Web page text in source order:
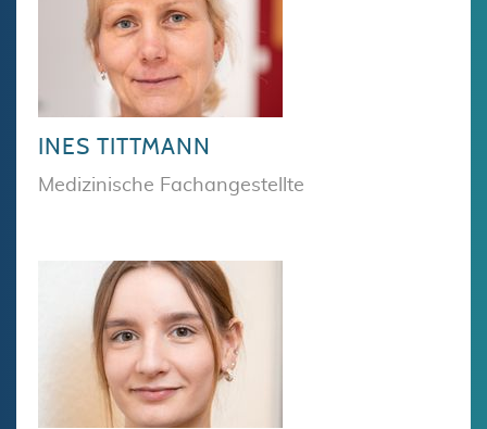
INES TITTMANN
Medizinische Fachangestellte